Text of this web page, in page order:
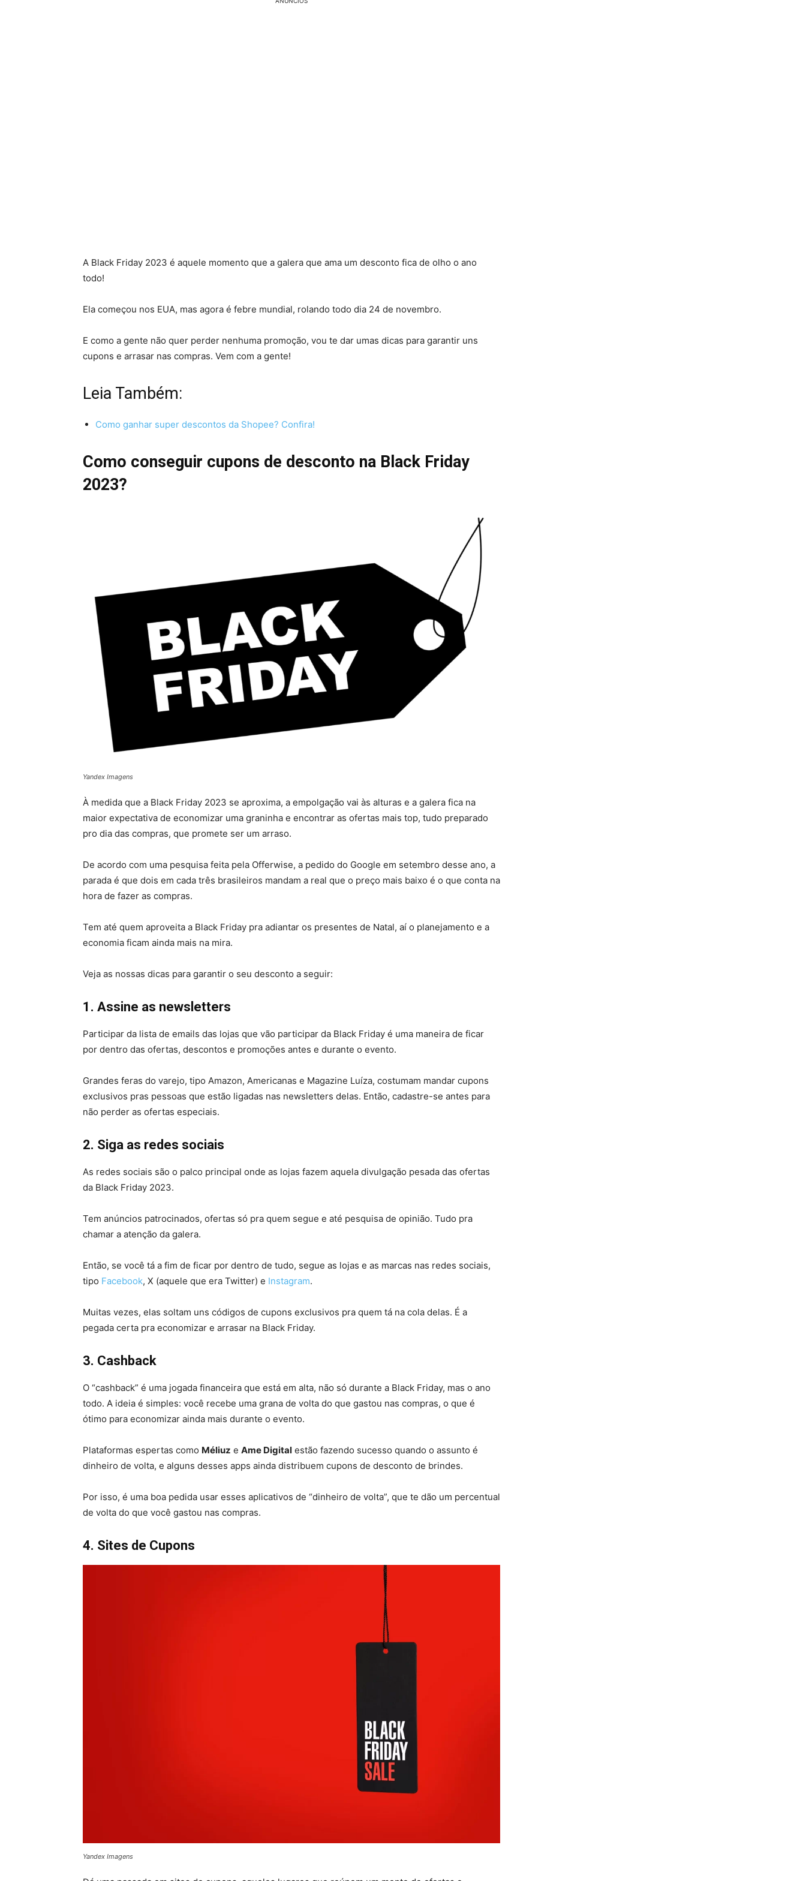
A Black Friday 2023 é aquele momento que a galera que ama um desconto fica de olho o ano
todo!
Ela começou nos EUA, mas agora é febre mundial, rolando todo dia 24 de novembro.
E como a gente não quer perder nenhuma promoção, vou te dar umas dicas para garantir uns
cupons e arrasar nas compras. Vem com a gente!
Leia Também:
Como ganhar super descontos da Shopee? Confira!
Como conseguir cupons de desconto na Black Friday
2023?
Yandex Imagens
À medida que a Black Friday 2023 se aproxima, a empolgação vai às alturas e a galera fica na
maior expectativa de economizar uma graninha e encontrar as ofertas mais top, tudo preparado
pro dia das compras, que promete ser um arraso.
De acordo com uma pesquisa feita pela Offerwise, a pedido do Google em setembro desse ano, a
parada é que dois em cada três brasileiros mandam a real que o preço mais baixo é o que conta na
hora de fazer as compras.
Tem até quem aproveita a Black Friday pra adiantar os presentes de Natal, aí o planejamento e a
economia ficam ainda mais na mira.
Veja as nossas dicas para garantir o seu desconto a seguir:
1. Assine as newsletters
Participar da lista de emails das lojas que vão participar da Black Friday é uma maneira de ficar
por dentro das ofertas, descontos e promoções antes e durante o evento.
Grandes feras do varejo, tipo Amazon, Americanas e Magazine Luíza, costumam mandar cupons
exclusivos pras pessoas que estão ligadas nas newsletters delas. Então, cadastre-se antes para
não perder as ofertas especiais.
2. Siga as redes sociais
As redes sociais são o palco principal onde as lojas fazem aquela divulgação pesada das ofertas
da Black Friday 2023.
Tem anúncios patrocinados, ofertas só pra quem segue e até pesquisa de opinião. Tudo pra
chamar a atenção da galera.
Então, se você tá a fim de ficar por dentro de tudo, segue as lojas e as marcas nas redes sociais,
tipo Facebook, X (aquele que era Twitter) e Instagram.
Muitas vezes, elas soltam uns códigos de cupons exclusivos pra quem tá na cola delas. É a
pegada certa pra economizar e arrasar na Black Friday.
3. Cashback
O “cashback” é uma jogada financeira que está em alta, não só durante a Black Friday, mas o ano
todo. A ideia é simples: você recebe uma grana de volta do que gastou nas compras, o que é
ótimo para economizar ainda mais durante o evento.
Plataformas espertas como Méliuz e Ame Digital estão fazendo sucesso quando o assunto é
dinheiro de volta, e alguns desses apps ainda distribuem cupons de desconto de brindes.
Por isso, é uma boa pedida usar esses aplicativos de “dinheiro de volta”, que te dão um percentual
de volta do que você gastou nas compras.
4. Sites de Cupons
Yandex Imagens